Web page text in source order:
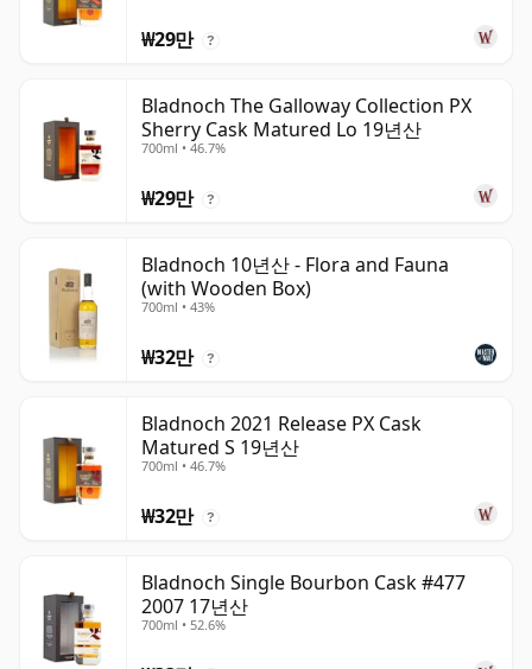
₩29만 ?
Bladnoch The Galloway Collection PX
Sherry Cask Matured Lo 19년산
700ml • 46.7%
₩29만 ?
Bladnoch 10년산 - Flora and Fauna
(with Wooden Box)
700ml • 43%
₩32만 ?
Bladnoch 2021 Release PX Cask
Matured S 19년산
700ml • 46.7%
₩32만 ?
Bladnoch Single Bourbon Cask #477
2007 17년산
700ml • 52.6%